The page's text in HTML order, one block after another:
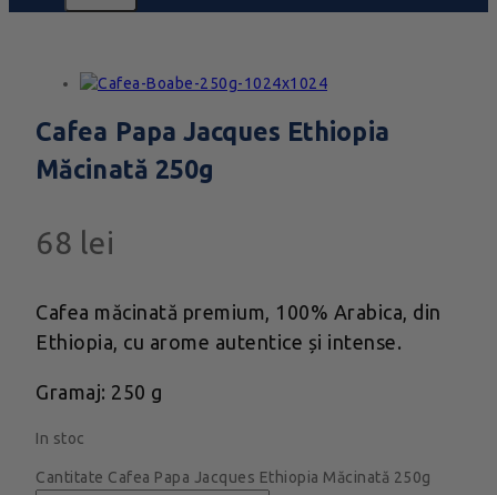
Cafea Papa Jacques Ethiopia
Măcinată 250g
68 lei
Cafea măcinată premium, 100% Arabica, din
Ethiopia, cu arome autentice și intense.
Gramaj: 250 g
In stoc
Cantitate Cafea Papa Jacques Ethiopia Măcinată 250g